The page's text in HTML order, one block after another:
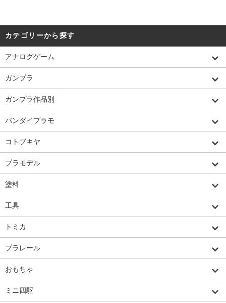
カテゴリーから探す
アナログゲーム
ガンプラ
ガンプラ作品別
バンダイプラモ
コトブキヤ
プラモデル
塗料
工具
トミカ
プラレール
おもちゃ
ミニ四駆